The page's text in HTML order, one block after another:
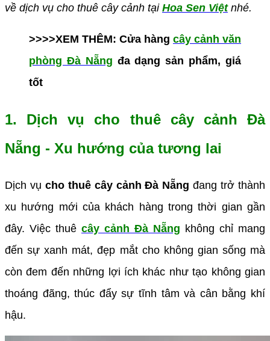
về dịch vụ cho thuê cây cảnh tại Hoa Sen Việt nhé.
>>>>XEM THÊM: Cửa hàng cây cảnh văn
phòng Đà Nẵng đa dạng sản phẩm, giá
tốt
1. Dịch vụ cho thuê cây cảnh Đà
Nẵng - Xu hướng của tương lai
Dịch vụ cho thuê cây cảnh Đà Nẵng đang trở thành
xu hướng mới của khách hàng trong thời gian gần
đây. Việc thuê cây cảnh Đà Nẵng không chỉ mang
đến sự xanh mát, đẹp mắt cho không gian sống mà
còn đem đến những lợi ích khác như tạo không gian
thoáng đãng, thúc đẩy sự tĩnh tâm và cân bằng khí
hậu.